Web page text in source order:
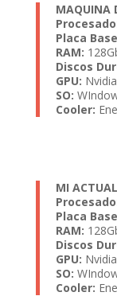
MAQUINA
Placa
RAM:
Discos
GPU:
SO:
Cooler:
MI
Placa
RAM:
Discos
GPU:
SO:
Cooler: